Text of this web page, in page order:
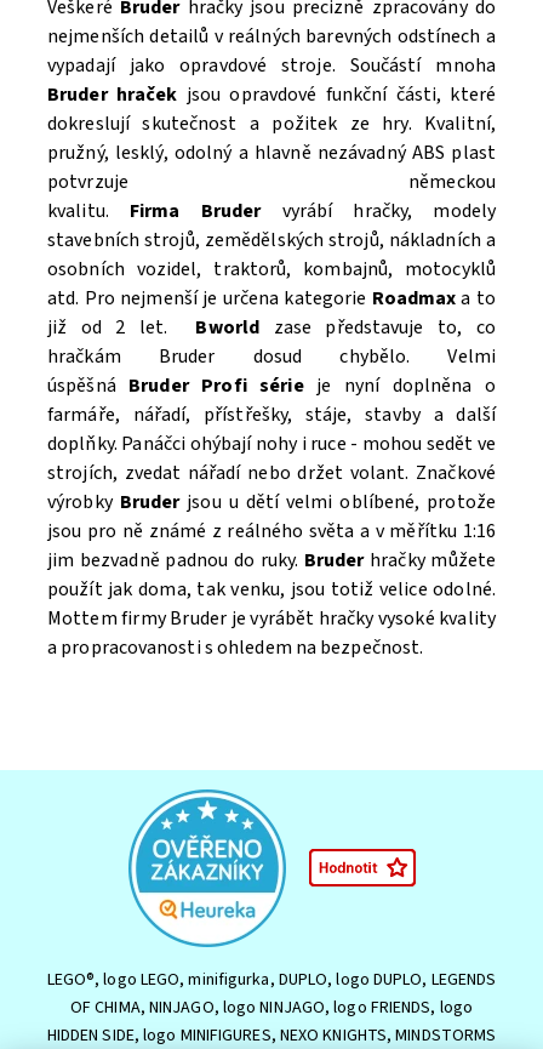
Souhlasím seZpracováním osobních údajů.
Veškeré Bruder hračky jsou precizně zpracovány do
nejmenších detailů v reálných barevných odstínech a
vypadají jako opravdové stroje. Součástí mnoha
Bruder hraček jsou opravdové funkční části, které
dokreslují skutečnost a požitek ze hry. Kvalitní,
pružný, lesklý, odolný a hlavně nezávadný ABS plast
potvrzuje německou
kvalitu. Firma Brudervyrábí hračky, modely
stavebních strojů, zemědělských strojů, nákladních a
osobních vozidel, traktorů, kombajnů, motocyklů
atd. Pro nejmenší je určena kategorie Roadmaxa to
již od 2 let. Bworld zase představuje to, co
hračkám Bruder dosud chybělo. Velmi
úspěšná Bruder Profi sérieje nyní doplněna o
farmáře, nářadí, přístřešky, stáje, stavby a další
doplňky. Panáčci ohýbají nohy i ruce - mohou sedět ve
strojích, zvedat nářadí nebo držet volant. Značkové
výrobky Bruder jsou u dětí velmi oblíbené, protože
jsou pro ně známé z reálného světa a v měřítku 1:16
jim bezvadně padnou do ruky. Bruder hračky můžete
použít jak doma, tak venku, jsou totiž velice odolné.
Mottem firmy Bruder je vyrábět hračky vysoké kvality
a propracovanosti s ohledem na bezpečnost.
LEGO®, logo LEGO, minifigurka, DUPLO, logo DUPLO, LEGENDS
OF CHIMA, NINJAGO, logo NINJAGO, logo FRIENDS, logo
HIDDEN SIDE, logo MINIFIGURES, NEXO KNIGHTS, MINDSTORMS